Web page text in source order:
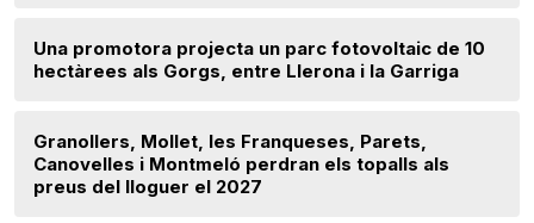
Una promotora projecta un parc fotovoltaic de 10
hectàrees als Gorgs, entre Llerona i la Garriga
Granollers, Mollet, les Franqueses, Parets,
Canovelles i Montmeló perdran els topalls als
preus del lloguer el 2027